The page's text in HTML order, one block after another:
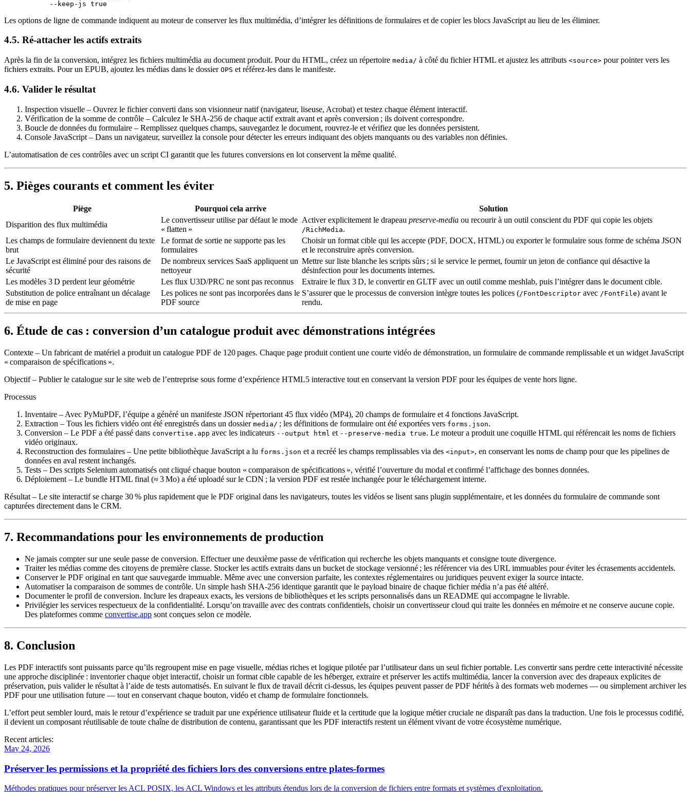
Les options de ligne de commande indiquent au moteur de conserver les flux multimédia, d’intégrer les définitions de formulaires et de copier les blocs JavaScript au lieu de les éliminer.
4.5. Ré‑attacher les actifs extraits
Après la fin de la conversion, intégrez les fichiers multimédia au document produit. Pour du HTML, créez un répertoire media/ à côté du fichier HTML et ajustez les attributs <source> pour pointer vers les
fichiers extraits. Pour un EPUB, ajoutez les médias dans le dossier OPS et référez‑les dans le manifeste.
4.6. Valider le résultat
Inspection visuelle – Ouvrez le fichier converti dans son visionneur natif (navigateur, liseuse, Acrobat) et testez chaque élément interactif.
Vérification de la somme de contrôle – Calculez le SHA‑256 de chaque actif extrait avant et après conversion ; ils doivent correspondre.
Boucle de données du formulaire – Remplissez quelques champs, sauvegardez le document, rouvrez‑le et vérifiez que les données persistent.
Console JavaScript – Dans un navigateur, surveillez la console pour détecter les erreurs indiquant des objets manquants ou des variables non définies.
L’automatisation de ces contrôles avec un script CI garantit que les futures conversions en lot conservent la même qualité.
5. Pièges courants et comment les éviter
Piège Pourquoi cela arrive
Solution
Disparition des flux multimédia
Le convertisseur utilise par défaut le mode
« flatten »
Activer explicitement le drapeau preserve‑media ou recourir à un outil conscient du PDF qui copie les objets
/RichMedia.
Les champs de formulaire deviennent du texte
brut
Le format de sortie ne supporte pas les
formulaires
Choisir un format cible qui les accepte (PDF, DOCX, HTML) ou exporter le formulaire sous forme de schéma JSON
et le reconstruire après conversion.
Le JavaScript est éliminé pour des raisons de
sécurité
De nombreux services SaaS appliquent un
nettoyeur
Mettre sur liste blanche les scripts sûrs ; si le service le permet, fournir un jeton de confiance qui désactive la
désinfection pour les documents internes.
Les modèles 3 D perdent leur géométrie
Les flux U3D/PRC ne sont pas reconnus Extraire le flux 3 D, le convertir en GLTF avec un outil comme meshlab, puis l’intégrer dans le document cible.
Substitution de police entraînant un décalage
de mise en page
Les polices ne sont pas incorporées dans le
PDF source
S’assurer que le processus de conversion intègre toutes les polices (/FontDescriptor avec /FontFile) avant le
rendu.
6. Étude de cas : conversion d’un catalogue produit avec démonstrations intégrées
Contexte – Un fabricant de matériel a produit un catalogue PDF de 120 pages. Chaque page produit contient une courte vidéo de démonstration, un formulaire de commande remplissable et un widget JavaScript
« comparaison de spécifications ».
Objectif– Publier le catalogue sur le site web de l’entreprise sous forme d’expérience HTML5 interactive tout en conservant la version PDF pour les équipes de vente hors ligne.
Processus
Inventaire – Avec PyMuPDF, l’équipe a généré un manifeste JSON répertoriant 45 flux vidéo (MP4), 20 champs de formulaire et 4 fonctions JavaScript.
Extraction – Tous les fichiers vidéo ont été enregistrés dans un dossier media/ ; les définitions de formulaire ont été exportées vers forms.json.
Conversion – Le PDF a été passé dans convertise.app avec les indicateurs --output html et --preserve-media true. Le moteur a produit une coquille HTML qui référencait les noms de fichiers
vidéo originaux.
Reconstruction des formulaires – Une petite bibliothèque JavaScript a lu forms.json et a recréé les champs remplissables via des <input>, en conservant les noms de champ pour que les pipelines de
données en aval restent inchangés.
Tests – Des scripts Selenium automatisés ont cliqué chaque bouton « comparaison de spécifications », vérifié l’ouverture du modal et confirmé l’affichage des bonnes données.
Déploiement – Le bundle HTML final (≈ 3 Mo) a été uploadé sur le CDN ; la version PDF est restée inchangée pour le téléchargement interne.
Résultat – Le site interactif se charge 30 % plus rapidement que le PDF original dans les navigateurs, toutes les vidéos se lisent sans plugin supplémentaire, et les données du formulaire de commande sont
capturées directement dans le CRM.
7. Recommandations pour les environnements de production
Ne jamais compter sur une seule passe de conversion. Effectuer une deuxième passe de vérification qui recherche les objets manquants et consigne toute divergence.
Traiter les médias comme des citoyens de première classe. Stocker les actifs extraits dans un bucket de stockage versionné ; les référencer via des URL immuables pour éviter les écrasements accidentels.
Conserver le PDF original en tant que sauvegarde immuable. Même avec une conversion parfaite, les contextes réglementaires ou juridiques peuvent exiger la source intacte.
Automatiser la comparaison de sommes de contrôle. Un simple hash SHA‑256 identique garantit que le payload binaire de chaque fichier média n’a pas été altéré.
Documenter le profil de conversion. Inclure les drapeaux exacts, les versions de bibliothèques et les scripts personnalisés dans un README qui accompagne le livrable.
Privilégier les services respectueux de la confidentialité. Lorsqu’on travaille avec des contrats confidentiels, choisir un convertisseur cloud qui traite les données en mémoire et ne conserve aucune copie.
Des plateformes comme convertise.app sont conçues selon ce modèle.
8. Conclusion
Les PDF interactifs sont puissants parce qu’ils regroupent mise en page visuelle, médias riches et logique pilotée par l’utilisateur dans un seul fichier portable. Les convertir sans perdre cette interactivité nécessite
une approche disciplinée : inventorier chaque objet interactif, choisir un format cible capable de les héberger, extraire et préserver les actifs multimédia, lancer la conversion avec des drapeaux explicites de
préservation, puis valider le résultat à l’aide de tests automatisés. En suivant le flux de travail décrit ci‑dessus, les équipes peuvent passer de PDF hérités à des formats web modernes — ou simplement archiver les
PDF pour une utilisation future — tout en conservant chaque bouton, vidéo et champ de formulaire fonctionnels.
L’effort peut sembler lourd, mais le retour d’expérience se traduit par une expérience utilisateur fluide et la certitude que la logique métier cruciale ne disparaît pas dans la traduction. Une fois le processus codifié,
il devient un composant réutilisable de toute chaîne de distribution de contenu, garantissant que les PDF interactifs restent un élément vivant de votre écosystème numérique.
Recent articles:
May 24, 2026
Préserver les permissions et la propriété des fichiers lors des conversions entre plates-formes
Méthodes pratiques pour préserver les ACL POSIX, les ACL Windows et les attributs étendus lors de la conversion de fichiers entre formats et systèmes d'exploitation.